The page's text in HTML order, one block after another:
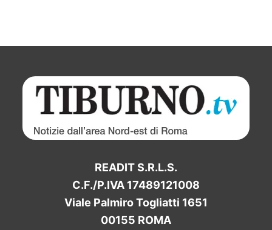
READIT S.R.L.S.
C.F./P.IVA 17489121008
Viale Palmiro Togliatti 1651
00155 ROMA